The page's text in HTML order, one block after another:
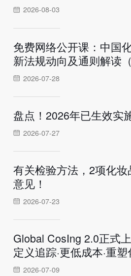
2026-08-03
免费网络公开课：中国
新法规动向及通则解读
2026-07-28
盘点！2026年已生效实
2026-07-27
有关检验方法，2项化
意见！
2026-07-23
Global CosIng 2.0正式
定义追踪·更低成本·重
2026-07-09